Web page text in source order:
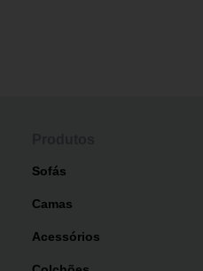
Sofás
Camas
Acessórios